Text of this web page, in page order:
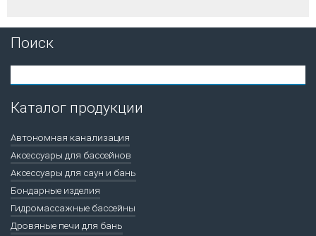
Поиск
Каталог продукции
Автономная канализация
Аксессуары для бассейнов
Аксессуары для саун и бань
Бондарные изделия
Гидромассажные бассейны
Дровяные печи для бань